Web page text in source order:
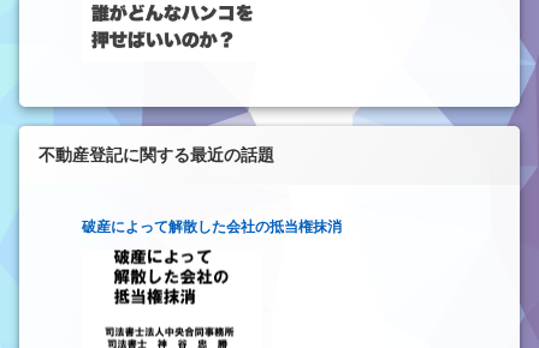
不動産登記に関する最近の話題
破産によって解散した会社の抵当権抹消